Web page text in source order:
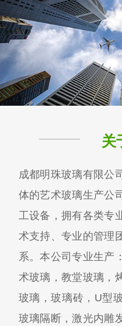
关
成都明珠玻璃有限公
体的艺术玻璃生产公
工设备，拥有各类专
术支持、专业的管理
系。本公司专业生产
术玻璃，教堂玻璃，
玻璃，玻璃砖，U型
玻璃隔断，激光内雕